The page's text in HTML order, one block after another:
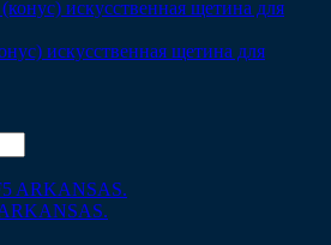
искусственная щетина для